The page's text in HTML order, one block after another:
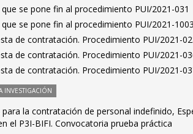
se pone fin al procedimiento PUI/2021-031
se pone fin al procedimiento PUI/2021-1003
de contratación. Procedimiento PUI/2021-
de contratación. Procedimiento PUI/2021-
de contratación. Procedimiento PUI/2021-
INVESTIGACIÓN
la contratación de personal indefinido,
el P3I-BIFI. Convocatoria prueba práctica